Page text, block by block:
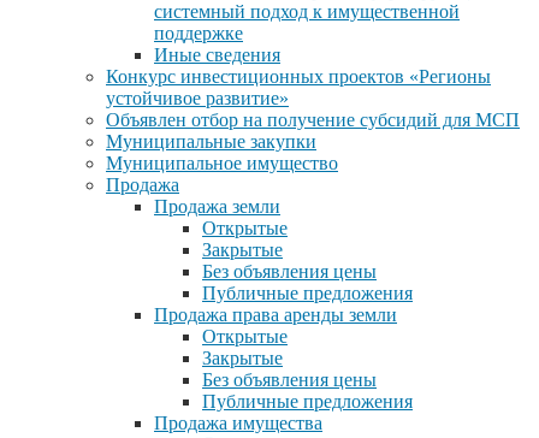
системный подход к имущественной
поддержке
Иные сведения
Конкурс инвестиционных проектов «Регионы
устойчивое развитие»
Объявлен отбор на получение субсидий для МСП
Муниципальные закупки
Муниципальное имущество
Продажа
Продажа земли
Открытые
Закрытые
Без объявления цены
Публичные предложения
Продажа права аренды земли
Открытые
Закрытые
Без объявления цены
Публичные предложения
Продажа имущества